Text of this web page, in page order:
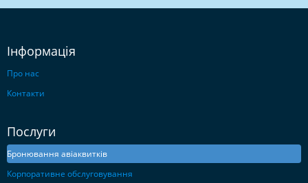
Інформація
Про нас
Контакти
Послуги
Бронювання авіаквитків
Корпоративне обслуговування